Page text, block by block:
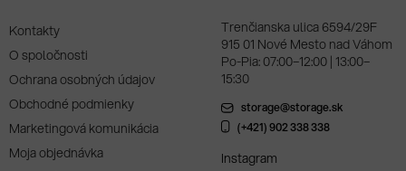
Kontakty
O spoločnosti
Ochrana osobných údajov
Obchodné podmienky
Marketingová komunikácia
Moja objednávka
Trenčianska ulica 6594/29F
915 01 Nové Mesto nad Váhom
Po-Pia: 07:00–12:00 | 13:00–
15:30
storage@storage.sk
(+421) 902 338 338
Instagram